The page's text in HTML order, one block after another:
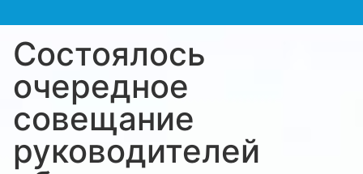
Состоялось
очередное
совещание
руководителей